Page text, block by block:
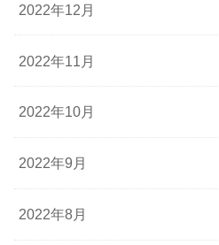
2022年12月
2022年11月
2022年10月
2022年9月
2022年8月